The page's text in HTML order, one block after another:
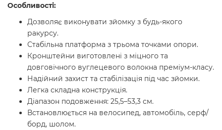
Особливості:
Дозволяє виконувати зйомку з будь-якого
ракурсу.
Стабільна платформа з трьома точками опори.
Кронштейни виготовлені з міцного та
довговічного вуглецевого волокна преміум-класу.
Надійний захист та стабілізація під час зйомки.
Легка складна конструкція.
Діапазон подовження: 25,5–53,3 см.
Встановлюється на велосипед, автомобіль, серф/
борд, шолом.